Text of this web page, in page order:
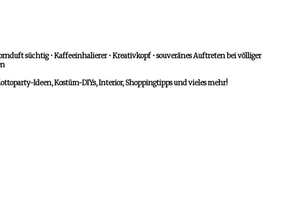
süchtig • Kaffeeinhalierer • Kreativkopf • souveränes Auftreten bei völliger
Ideen, Kostüm-DIYs, Interior, Shoppingtipps und vieles mehr!